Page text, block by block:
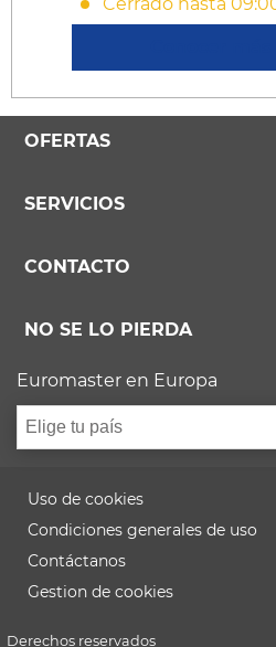
OFERTAS
SERVICIOS
CONTACTO
NO SE LO PIERDA
Euromaster en Europa
Elige tu país
Uso de cookies
Condiciones generales de uso
Contáctanos
Gestion de cookies
Derechos reservados